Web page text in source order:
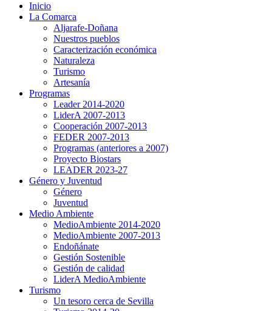
Inicio
La Comarca
Aljarafe-Doñana
Nuestros pueblos
Caracterización económica
Naturaleza
Turismo
Artesanía
Programas
Leader 2014-2020
LiderA 2007-2013
Cooperación 2007-2013
FEDER 2007-2013
Programas (anteriores a 2007)
Proyecto Biostars
LEADER 2023-27
Género y Juventud
Género
Juventud
Medio Ambiente
MedioAmbiente 2014-2020
MedioAmbiente 2007-2013
Endoñánate
Gestión Sostenible
Gestión de calidad
LiderA MedioAmbiente
Turismo
Un tesoro cerca de Sevilla